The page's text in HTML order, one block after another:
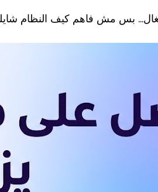
بس مش فاهم كيف النظام